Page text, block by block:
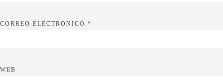
CORREO ELECTRÓNICO *
WEB